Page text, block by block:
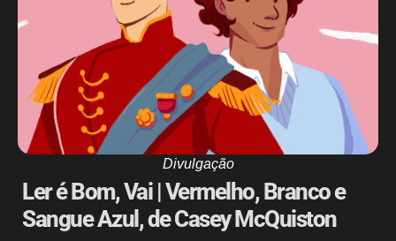
Divulgação
Ler é Bom, Vai | Vermelho, Branco e
Sangue Azul, de Casey McQuiston